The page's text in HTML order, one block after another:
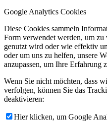
Google Analytics Cookies
Diese Cookies sammeln
Form verwendet werden, um zu
genutzt wird oder wie effektiv
oder um uns zu helfen, unsere
anzupassen, um Ihre Erfahrung
Wenn Sie nicht möchten, dass
verfolgen, können Sie das
deaktivieren:
Hier klicken, um Google